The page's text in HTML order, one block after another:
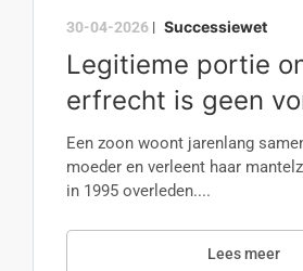
30-04-2026 | Successiewet
Legitieme portie
erfrecht is geen
Een zoon woont jarenlang
moeder en verleent haar
in 1995 overleden....
Lees meer